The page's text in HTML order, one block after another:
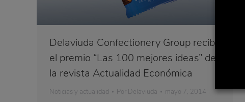
Delaviuda Confectionery Group recibe
el premio “Las 100 mejores ideas” de
la revista Actualidad Económica
Noticias y actualidad Por Delaviuda mayo 7, 2014